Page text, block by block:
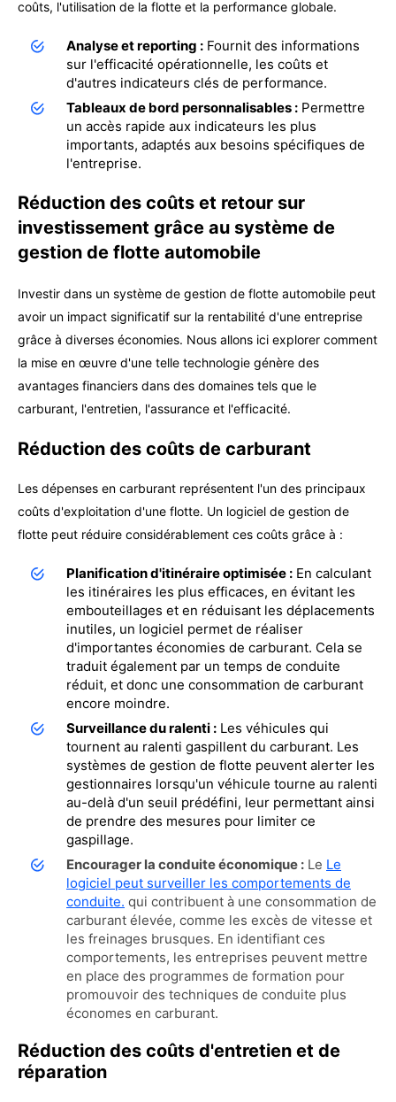
coûts, l'utilisation de la flotte et la performance globale.
Analyse et reporting : Fournit des informations
sur l'efficacité opérationnelle, les coûts et
d'autres indicateurs clés de performance.
Tableaux de bord personnalisables : Permettre
un accès rapide aux indicateurs les plus
importants, adaptés aux besoins spécifiques de
l'entreprise.
Réduction des coûts et retour sur
investissement grâce au système de
gestion de flotte automobile
Investir dans un système de gestion de flotte automobile peut
avoir un impact significatif sur la rentabilité d'une entreprise
grâce à diverses économies. Nous allons ici explorer comment
la mise en œuvre d'une telle technologie génère des
avantages financiers dans des domaines tels que le
carburant, l'entretien, l'assurance et l'efficacité.
Réduction des coûts de carburant
Les dépenses en carburant représentent l'un des principaux
coûts d'exploitation d'une flotte. Un logiciel de gestion de
flotte peut réduire considérablement ces coûts grâce à :
Planification d'itinéraire optimisée : En calculant
les itinéraires les plus efficaces, en évitant les
embouteillages et en réduisant les déplacements
inutiles, un logiciel permet de réaliser
d'importantes économies de carburant. Cela se
traduit également par un temps de conduite
réduit, et donc une consommation de carburant
encore moindre.
Surveillance du ralenti : Les véhicules qui
tournent au ralenti gaspillent du carburant. Les
systèmes de gestion de flotte peuvent alerter les
gestionnaires lorsqu'un véhicule tourne au ralenti
au-delà d'un seuil prédéfini, leur permettant ainsi
de prendre des mesures pour limiter ce
gaspillage.
Encourager la conduite économique : Le Le
logiciel peut surveiller les comportements de
conduite. qui contribuent à une consommation de
carburant élevée, comme les excès de vitesse et
les freinages brusques. En identifiant ces
comportements, les entreprises peuvent mettre
en place des programmes de formation pour
promouvoir des techniques de conduite plus
économes en carburant.
Réduction des coûts d'entretien et de
réparation